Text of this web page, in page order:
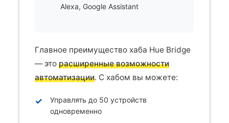
Alexa, Google Assistant
Главное преимущество хаба Hue Bridge
— это расширенные возможности
автоматизации. С хабом вы можете:
Управлять до 50 устройств
одновременно